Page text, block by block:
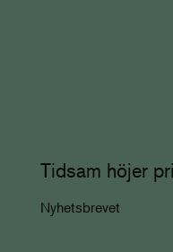
Tidsam höjer
Nyhetsbrevet